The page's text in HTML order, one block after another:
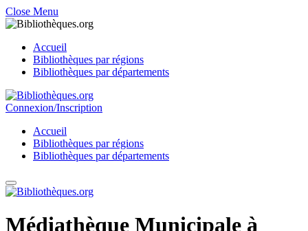
Close Menu
Accueil
Bibliothèques par régions
Bibliothèques par départements
Connexion/Inscription
Accueil
Bibliothèques par régions
Bibliothèques par départements
Médiathèque Municipale à